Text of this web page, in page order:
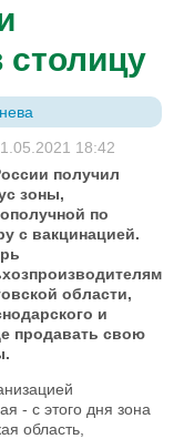
столицу
18:42
получил
зоны,
по
с вакцинацией.
области,
и
продавать свою
- с этого дня зона
область,